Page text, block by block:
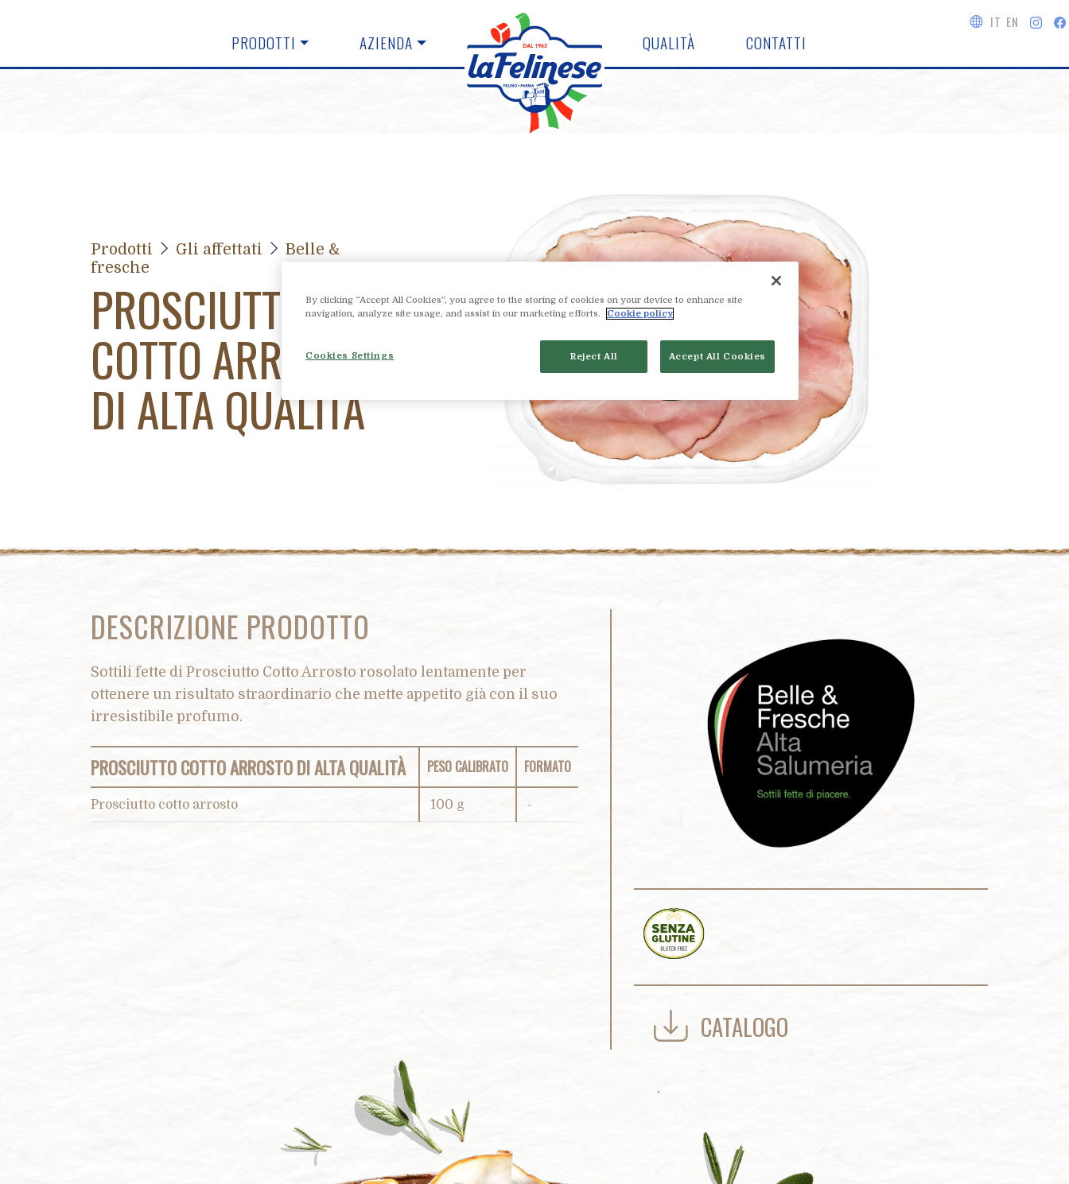
PRODOTTI AZIENDA QUALITÀ CONTATTI
IT EN
Prodotti Gli affettati
Belle &
fresche
PROSCIUTTO
COTTO ARROSTO
DI ALTA QUALITÀ
DESCRIZIONE PRODOTTO
Sottili fette di Prosciutto Cotto Arrosto rosolato lentamente per
ottenere un risultato straordinario che mette appetito già con il suo
irresistibile profumo.
PROSCIUTTO COTTO ARROSTO DI ALTA QUALITÀ PESO CALIBRATO FORMATO
Prosciutto cotto arrosto 100 g -
CATALOGO
By clicking “Accept All Cookies”, you agree to the storing of cookies on your device to enhance site
navigation, analyze site usage, and assist in our marketing efforts.
Cookie policy
Reject All Accept All Cookies
Cookies Settings